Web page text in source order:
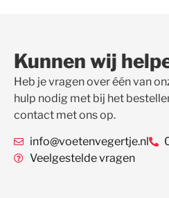
Kunnen wij
Heb je vragen over één van
hulp nodig met bij het
contact met ons op.
info@voetenvegertje.nl
Veelgestelde vragen